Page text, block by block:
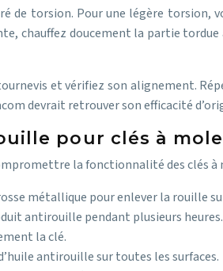
de torsion. Pour une légère torsion,
chauffez doucement la partie tordue
et vérifiez son alignement.
devrait retrouver son efficacité
pour clés à
la fonctionnalité des clés
métallique pour enlever la rouille
antirouille pendant plusieurs heures.
la clé.
antirouille sur toutes les surfaces.